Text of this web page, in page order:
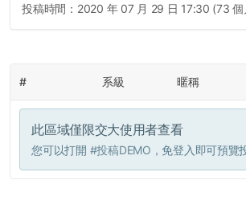
投稿時間： 2020 年 07 月 29 日 17:30 (73 個
# 系級 暱稱
此區域僅限交大使用者查看
您可以打開 #投稿DEMO ，免登入即可預覽